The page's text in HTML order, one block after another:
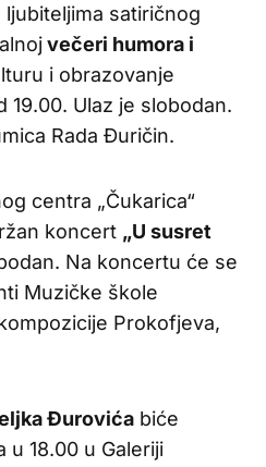
satiričnog
večeri humora i
i obrazovanje
19.00. Ulaz je slobodan.
Rada Đuričin.
centra „Čukarica“
koncert „U susret
Na koncertu će se
Muzičke škole
Prokofjeva,
Đurovića biće
u 18.00 u Galeriji